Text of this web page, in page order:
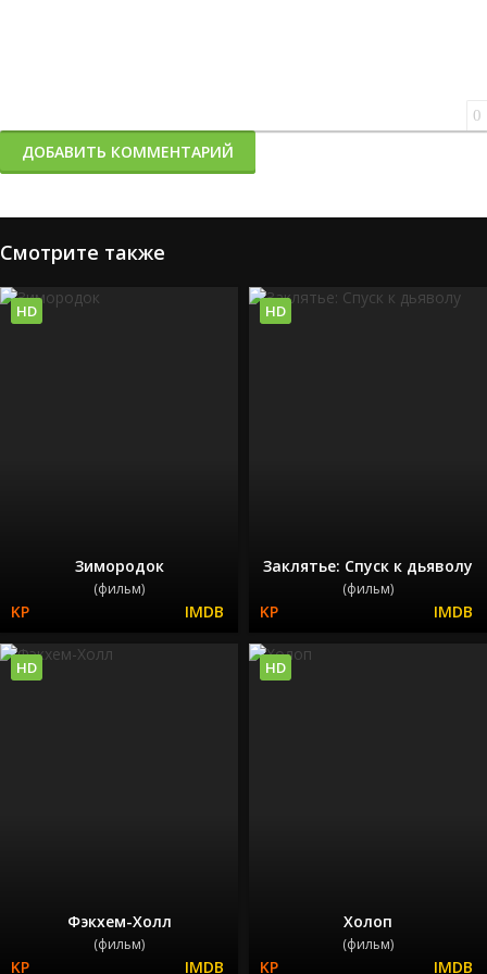
0
ДОБАВИТЬ КОММЕНТАРИЙ
Смотрите также
Зимородок
(фильм)
HD
Заклятье: Спуск к дьяволу
(фильм)
HD
Фэкхем-Холл
(фильм)
HD
Холоп
(фильм)
HD